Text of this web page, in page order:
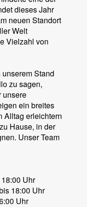
dieses Jahr
neuen Standort
Welt
Vielzahl von
Stand
zu sagen,
unsere
ein breites
Alltag erleichtern
Hause, in der
Unser Team
Uhr
18:00 Uhr
Uhr